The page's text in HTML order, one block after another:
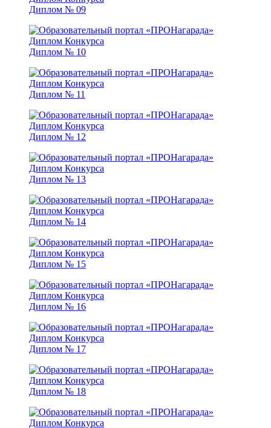
Диплом № 09
Диплом № 10
Диплом № 11
Диплом № 12
Диплом № 13
Диплом № 14
Диплом № 15
Диплом № 16
Диплом № 17
Диплом № 18